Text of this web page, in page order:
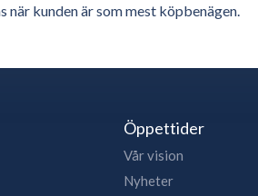
kunden är som mest köpbenägen.
Öppettider
Vår vision
Nyheter